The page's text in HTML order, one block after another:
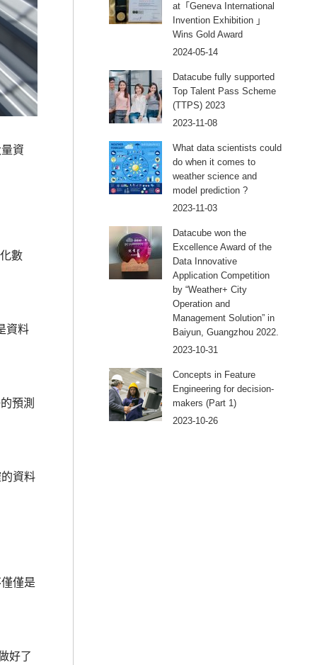
資
數
資料
預測
資料
僅是
好了
at「Geneva International
Invention Exhibition 」
Wins Gold Award
2024-05-14
Datacube fully supported
Top Talent Pass Scheme
(TTPS) 2023
2023-11-08
What data scientists could
do when it comes to
weather science and
model prediction ?
2023-11-03
Datacube won the
Excellence Award of the
Data Innovative
Application Competition
by “Weather+ City
Operation and
Management Solution” in
Baiyun, Guangzhou 2022.
2023-10-31
Concepts in Feature
Engineering for decision-
makers (Part 1)
2023-10-26